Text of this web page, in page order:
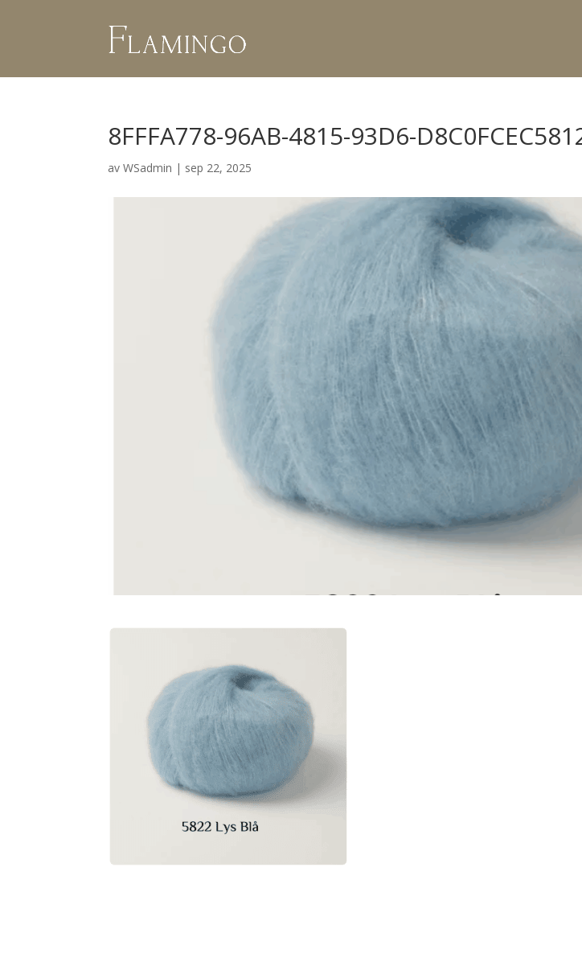
8FFFA778-96AB-4815-93D6-
avWSadmin | sep 22, 2025